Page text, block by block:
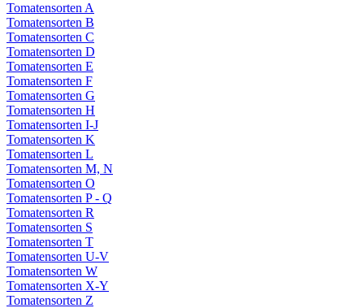
Tomatensorten A
Tomatensorten B
Tomatensorten C
Tomatensorten D
Tomatensorten E
Tomatensorten F
Tomatensorten G
Tomatensorten H
Tomatensorten I-J
Tomatensorten K
Tomatensorten L
Tomatensorten M, N
Tomatensorten O
Tomatensorten P - Q
Tomatensorten R
Tomatensorten S
Tomatensorten T
Tomatensorten U-V
Tomatensorten W
Tomatensorten X-Y
Tomatensorten Z